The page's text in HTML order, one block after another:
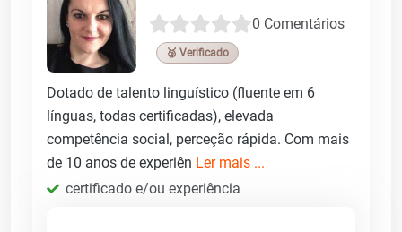
0 Comentários
🥉 Verificado
Dotado de talento linguístico (fluente em 6
línguas, todas certificadas), elevada
competência social, perceção rápida. Com mais
de 10 anos de experiên Ler mais ...
certificado e/ou experiência